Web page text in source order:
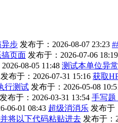
异步 发布于：2026-08-07 23:23
页面 发布于：2026-07-06 18:19
08-05 11:48 测试本单位异
发布于：2026-07-31 15:16 获取
行测试 发布于：2026-05-08
发布于：2026-03-31 13:54 手写题
06-01 08:43 超级消消乐 发布于
将以下代码粘贴进去 发布于：